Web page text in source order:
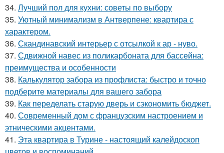
34. Лучший пол для кухни: советы по выбору
35. Уютный минимализм в Антверпене: квартира с
характером.
36. Скандинавский интерьер с отсылкой к ар - нуво.
37. Сдвижной навес из поликарбоната для бассейна:
преимущества и особенности
38. Калькулятор забора из профлиста: быстро и точно
подберите материалы для вашего забора
39. Как переделать старую дверь и сэкономить бюджет.
40. Современный дом с французским настроением и
этническими акцентами.
41. Эта квартира в Турине - настоящий калейдоскоп